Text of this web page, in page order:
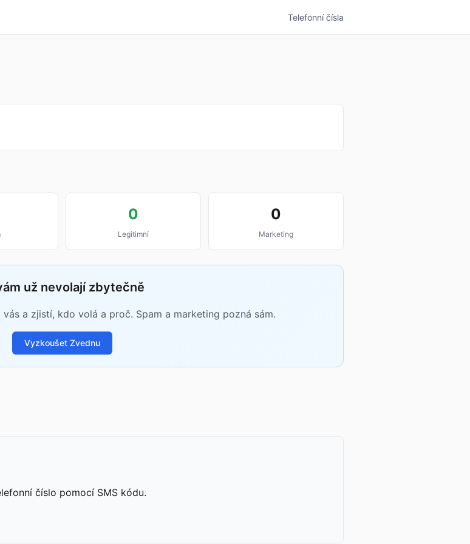
Telefonní čísla
0
Legitimní
0
Marketing
už nevolají zbytečně
a zjistí, kdo volá a proč. Spam a marketing pozná sám.
Vyzkoušet Zvednu
číslo pomocí SMS kódu.